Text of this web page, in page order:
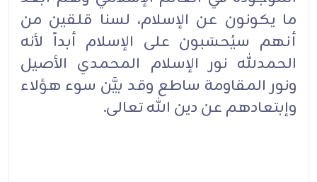
ما يكونون عن الإسلام، لسنا قلقين من
أنهم سيُحسَبون على الإسلام أبداً لأنه
الحمدلله نور الإسلام المحمدي الأصيل
ونور المقاومة ساطع وقد بيَّن سوء هؤلاء
وإبتعادهم عن دين الله تعالى.